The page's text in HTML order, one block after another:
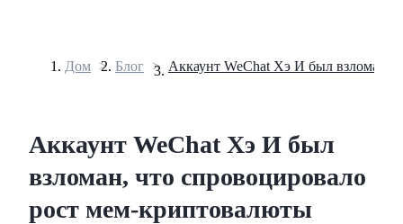
Дом > Блог >
Аккаунт WeChat Хэ И был
взломан, что спровоцировало
рост мем-криптовалюты